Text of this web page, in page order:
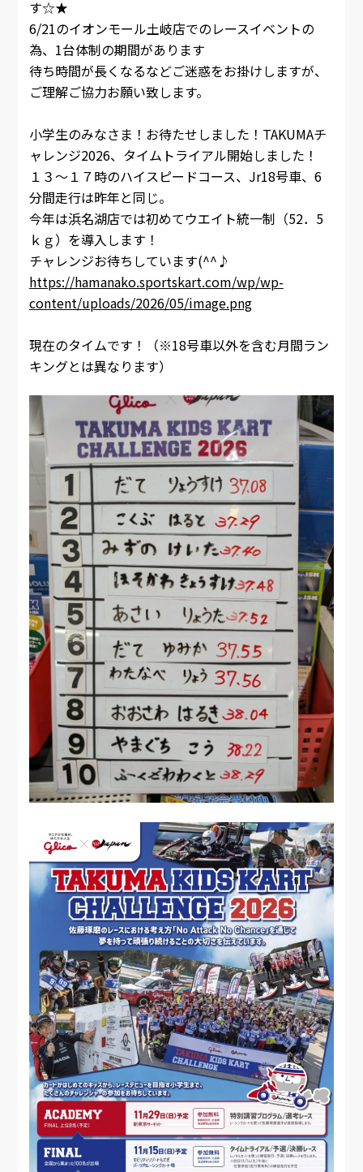
す☆★
6/21のイオンモール土岐店でのレースイベントの
為、1台体制の期間があります
待ち時間が長くなるなどご迷惑をお掛けしますが、
ご理解ご協力お願い致します。
小学生のみなさま！お待たせしました！TAKUMAチ
ャレンジ2026、タイムトライアル開始しました！
１３～１７時のハイスピードコース、Jr18号車、6
分間走行は昨年と同じ。
今年は浜名湖店では初めてウエイト統一制（52．5
ｋｇ）を導入します！
チャレンジお待ちしています(^^♪
https://hamanako.sportskart.com/wp/wp-
content/uploads/2026/05/image.png
現在のタイムです！（※18号車以外を含む月間ラン
キングとは異なります）